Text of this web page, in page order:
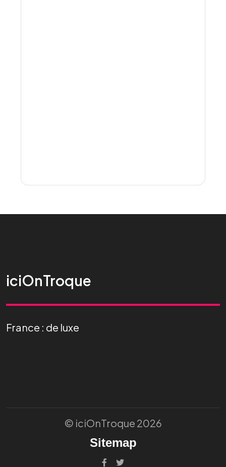
iciOnTroque
France : de luxe
© iciOnTroque 2026
Sitemap